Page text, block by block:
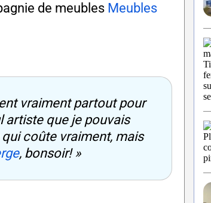
de meubles Meubles
vraiment partout pour
artiste que je pouvais
coûte vraiment, mais
, bonsoir! »